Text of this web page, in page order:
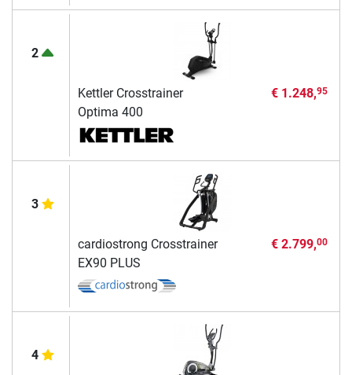
2
Kettler Crosstrainer
Optima 400
€ 1.248,95
3
cardiostrong Crosstrainer
EX90 PLUS
€ 2.799,00
4